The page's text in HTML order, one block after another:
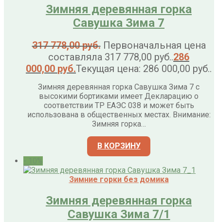
Зимняя деревянная горка
Савушка Зима 7
317 778,00руб. Первоначальная цена
составляла 317 778,00 руб..286
000,00 руб.Текущая цена: 286 000,00 руб..
Зимняя деревянная горка Савушка Зима 7 с
высокими бортиками имеет Декларацию о
соответствии ТР ЕАЭС 038 и может быть
использована в общественных местах. Внимание:
Зимняя горка…
В КОРЗИНУ
Зимние горки без домика
Зимняя деревянная горка
Савушка Зима 7/1